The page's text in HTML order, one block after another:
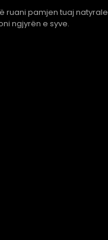
ruani pamjen tuaj natyrale
ngjyrën e syve.